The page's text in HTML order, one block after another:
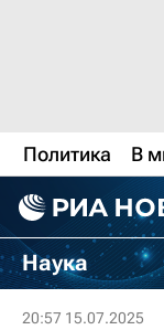
Политика В
Наука
20:57 15.07.2025